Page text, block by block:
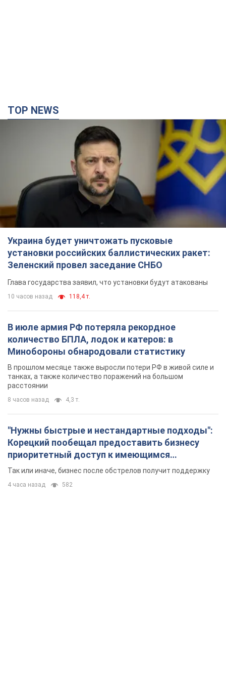
Украина будет уничтожать пусковые
установки российских баллистических ракет:
Зеленский провел заседание СНБО
Глава государства заявил, что установки будут атакованы
10 часов назад 118,4 т.
В июле армия РФ потеряла рекордное
количество БПЛА, лодок и катеров: в
Минобороны обнародовали статистику
В прошлом месяце также выросли потери РФ в живой силе и
расстоянии
8 часов назад 4,3 т.
"Нужны быстрые и нестандартные подходы":
Корецкий пообещал предоставить бизнесу
приоритетный доступ к имеющимся
складским помещениям
Так или иначе, бизнес после обстрелов получит поддержку
4 часа назад